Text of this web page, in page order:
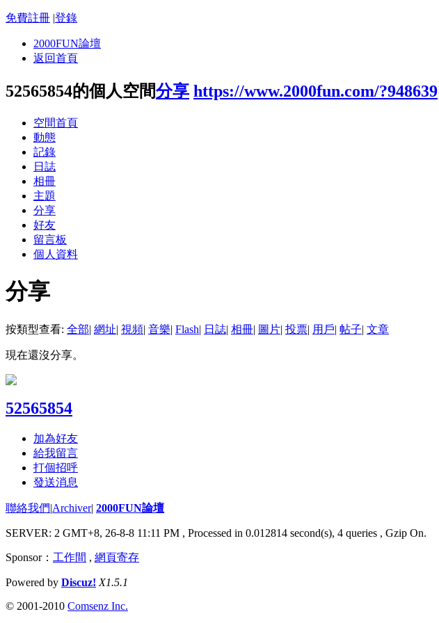
免費註冊 |登錄
2000FUN論壇
返回首頁
52565854的個人空間分享 https://www.2000fun.com/?948639
空間首頁
動態
記錄
日誌
相冊
主題
分享
好友
留言板
個人資料
分享
按類型查看: 全部| 網址| 視頻| 音樂| Flash| 日誌| 相冊| 圖片| 投票| 用戶| 帖子| 文章
現在還沒分享。
52565854
加為好友
給我留言
打個招呼
發送消息
聯絡我們|Archiver| 2000FUN論壇
SERVER: 2 GMT+8, 26-8-8 11:11 PM , Processed in 0.012814 second(s), 4 queries , Gzip On.
Sponsor： 工作間 , 網頁寄存
Powered by Discuz! X1.5.1
© 2001-2010 Comsenz Inc.